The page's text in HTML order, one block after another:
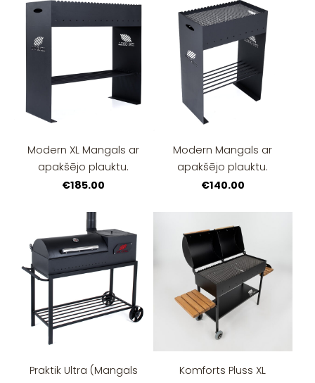
Modern XL Mangals ar
apakšējo plauktu.
€185.00
Modern Mangals ar
apakšējo plauktu.
€140.00
Praktik Ultra (Mangals
Komforts Pluss XL